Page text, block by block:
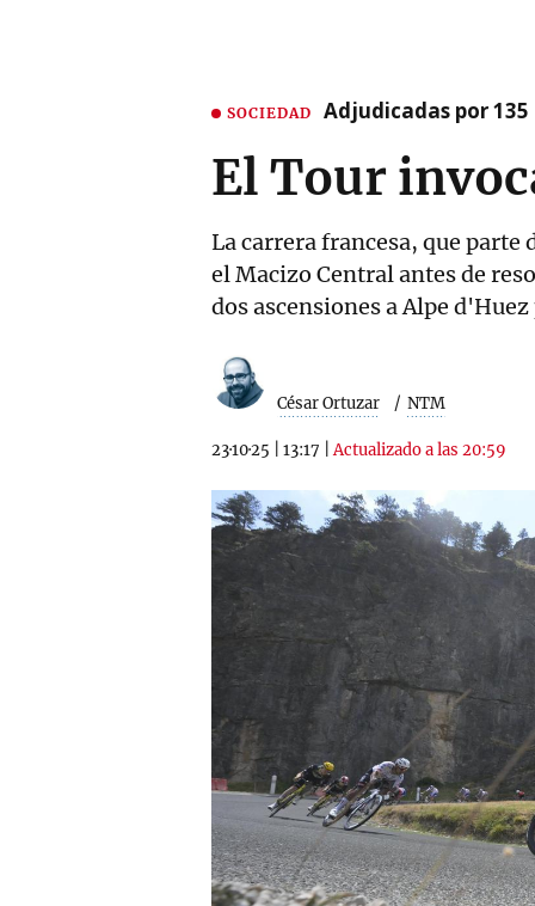
SOCIEDAD Adjudicadas por
El Tour
La carrera francesa, que parte
el Macizo Central antes de
dos ascensiones a Alpe
César Ortuzar NTM
23·10·25 13:17 |Actualizado a las 20:59